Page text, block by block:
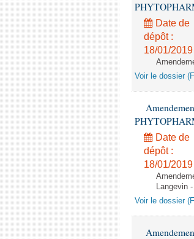
Date de
dépôt :
18/01/2019
Voir le dossier
Date de
dépôt :
18/01/2019
Langevin
Voir le dossier